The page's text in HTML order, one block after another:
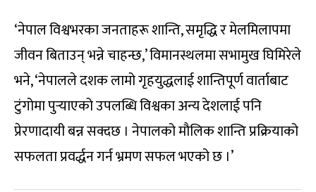
‘नेपाल विश्वभरका जनताहरू शान्ति, समृद्धि र मेलमिलापमा
जीवन बिताउन् भन्ने चाहन्छ,’ विमानस्थलमा सभामुख घिमिरेले
भने, ‘नेपालले दशक लामो गृहयुद्धलाई शान्तिपूर्ण वार्ताबाट
टुंगोमा पुर्‍याएको उपलब्धि विश्वका अन्य देशलाई पनि
प्रेरणादायी बन्न सक्दछ । नेपालको मौलिक शान्ति प्रक्रियाको
सफलता प्रवर्द्धन गर्न भ्रमण सफल भएको छ ।’